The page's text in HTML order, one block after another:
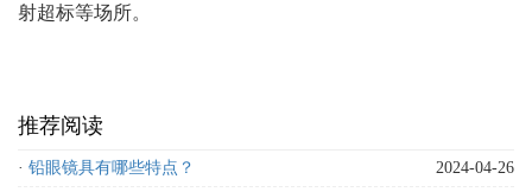
射超标等场所。
推荐阅读
2024-04-26
· 铅眼镜具有哪些特点？